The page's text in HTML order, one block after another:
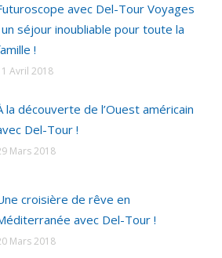
avec Del-Tour Voyages
un séjour inoubliable pour toute la
!
Avril 2018
la découverte de l’Ouest américain
Del-Tour !
Mars 2018
croisière de rêve en
avec Del-Tour !
Mars 2018